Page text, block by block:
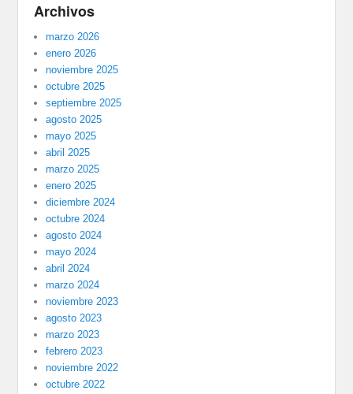
Archivos
marzo 2026
enero 2026
noviembre 2025
octubre 2025
septiembre 2025
agosto 2025
mayo 2025
abril 2025
marzo 2025
enero 2025
diciembre 2024
octubre 2024
agosto 2024
mayo 2024
abril 2024
marzo 2024
noviembre 2023
agosto 2023
marzo 2023
febrero 2023
noviembre 2022
octubre 2022